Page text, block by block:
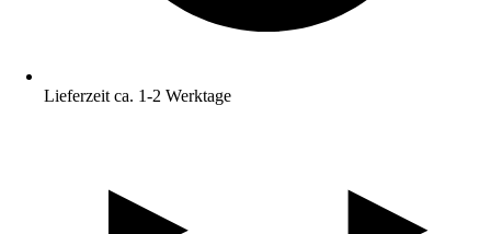
Lieferzeit ca. 1-2 Werktage